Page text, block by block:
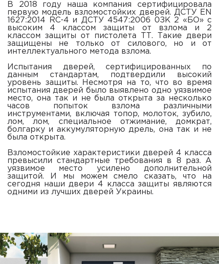
В 2018 году наша компания сертифицировала
первую модель взломостойких дверей. ДСТУ EN
1627:2014 RC-4 и ДСТУ 4547:2006 0ЗК 2 «БО» с
высоким 4 классом защиты от взлома и 2
классом защиты от пистолета ТТ. Такие двери
защищены не только от силового, но и от
интеллектуального метода взлома.
Испытания дверей, сертифицированных по
данным стандартам, подтвердили высокий
уровень защиты. Несмотря на то, что во время
испытания дверей было выявлено одно уязвимое
место, она так и не была открыта за несколько
часов попыток взлома различными
инструментами, включая топор, молоток, зубило,
лом, лом, специальное отжимание, домкрат,
болгарку и аккумуляторную дрель, она так и не
была открыта.
Взломостойкие характеристики дверей 4 класса
превысили стандартные требования в 8 раз. А
уязвимое место усилено дополнительной
защитой. И мы можем смело сказать, что на
сегодня наши двери 4 класса защиты являются
одними из лучших дверей Украины.